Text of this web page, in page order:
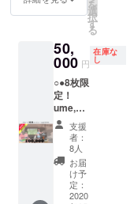
用ワー
プをご
希望の
場合
は、別
途ご相
談くだ
さい。 ⁻
企業研
修プラ
ンのた
め、お
食事内
ナーは
行い、
ワーク
ショッ
プ等の
ファシ
リテー
トは料
金に含
まれて
おりま
せん。
企業専
の料金
り変動
しま
す。詳
しいお
値段
は、ご
予約の
際にHP
もしく
は予約
サイト
よりご
優秀賞
（1）
日本観
光振興
協会
Japan
Touris
Awards
受賞
（2）経
用いた
能で
す。端
数につ
きまし
ては現
金でご
精算く
ださ
い。 ※
宿泊を
事前決
済で予
カ
入等で
使うこ
とがで
きま
す。 ※
チケッ
トはお
釣りを
お渡し
するこ
とがで
きませ
きませ
ん。端
数につ
きまし
ては現
金でご
精算く
ださ
い。 ※
宿泊を
事前決
済で予
約され
定）
ゴール
デンウ
イーク
のおで
かけに
どう
ぞ！ ※
宿泊
は、2名
様より
ご予約
可能で
いただ
くこと
ます。
下記注
意事項
を必ず
ご確認
くださ
い。 ※
チケッ
ト有効
期限：
チケッ
ト到着
より、2
を
選
択
す
る
50,
000 円
在庫な
し
○●8枚限
定！
ume,の
宿泊
50,000
円割引
チケッ
トで
す！●○ -
ume,の
支援
者：
8人
お届
け予
定：
2020